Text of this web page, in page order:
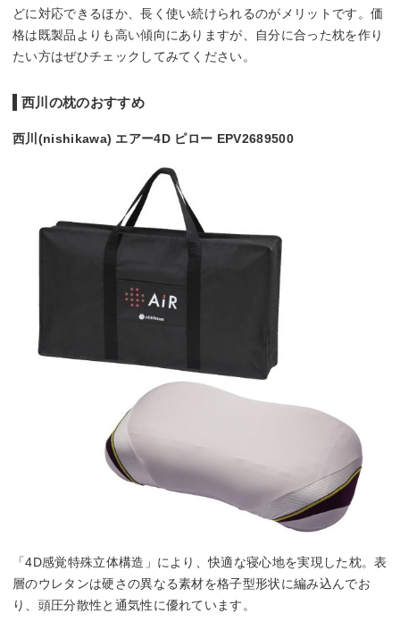
どに対応できるほか、長く使い続けられるのがメリットです。価
格は既製品よりも高い傾向にありますが、自分に合った枕を作り
たい方はぜひチェックしてみてください。
西川の枕のおすすめ
西川(nishikawa) エアー4D ピロー EPV2689500
「4D感覚特殊立体構造」により、快適な寝心地を実現した枕。表
層のウレタンは硬さの異なる素材を格子型形状に編み込んでお
り、頭圧分散性と通気性に優れています。